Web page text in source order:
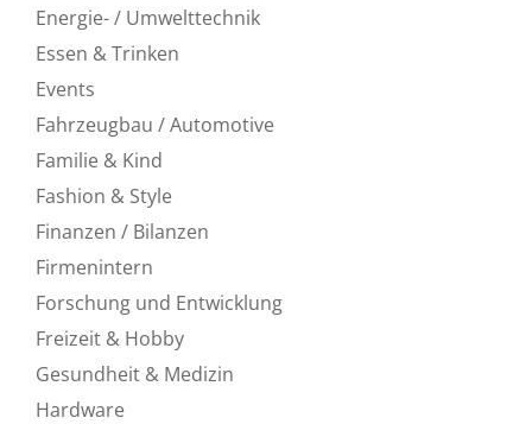
Energie- / Umwelttechnik
Essen & Trinken
Events
Fahrzeugbau / Automotive
Familie & Kind
Fashion & Style
Finanzen / Bilanzen
Firmenintern
Forschung und Entwicklung
Freizeit & Hobby
Gesundheit & Medizin
Hardware